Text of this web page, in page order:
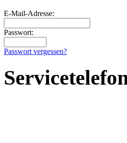
E-Mail-Adresse:
Passwort:
Passwort vergessen?